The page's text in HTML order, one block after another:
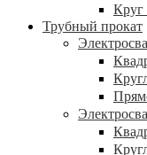
Круг
Трубный прокат